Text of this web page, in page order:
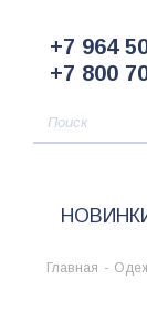
+7 964
+7 800
Главная -